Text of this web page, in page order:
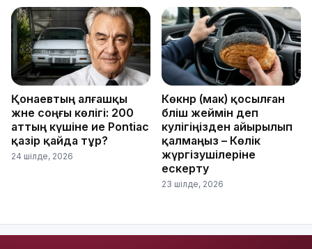
Қонаевтың алғашқы
және соңғы көлігі: 200
аттың күшіне ие Pontiac
қазір қайда тұр?
24 шілде, 2026
Көкнәр (мак) қосылған
бәліш жеймін деп
куәлігіңізден айырылып
қалмаңыз – Көлік
жүргізушілеріне
ескерту
23 шілде, 2026